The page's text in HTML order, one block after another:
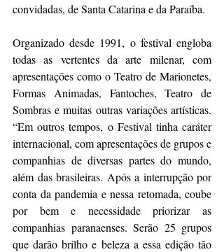
convidadas, de Santa Catarina e da Paraíba.
Organizado desde 1991, o festival engloba
todas as vertentes da arte milenar, com
apresentações como o Teatro de Marionetes,
Formas Animadas, Fantoches, Teatro de
Sombras e muitas outras variações artísticas.
“Em outros tempos, o Festival tinha caráter
internacional, com apresentações de grupos e
companhias de diversas partes do mundo,
além das brasileiras. Após a interrupção por
conta da pandemia e nessa retomada, coube
por bem e necessidade priorizar as
companhias paranaenses. Serão 25 grupos
que darão brilho e beleza a essa edição tão